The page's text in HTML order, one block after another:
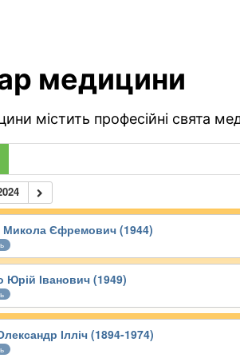
медицини
містить професійні свята
Микола Єфремович (1944)
Іванович (1949)
Ілліч (1894-1974)